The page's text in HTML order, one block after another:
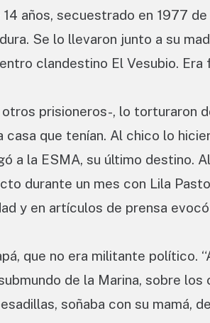
años, secuestrado en 1977
Se lo llevaron junto a su
clandestino El Vesubio.
prisioneros-, lo torturaron
que tenían. Al chico lo
la ESMA, su último destino.
durante un mes con Lila
y en artículos de prensa
que no era militante político.
de la Marina, sobre los
soñaba con su mamá,